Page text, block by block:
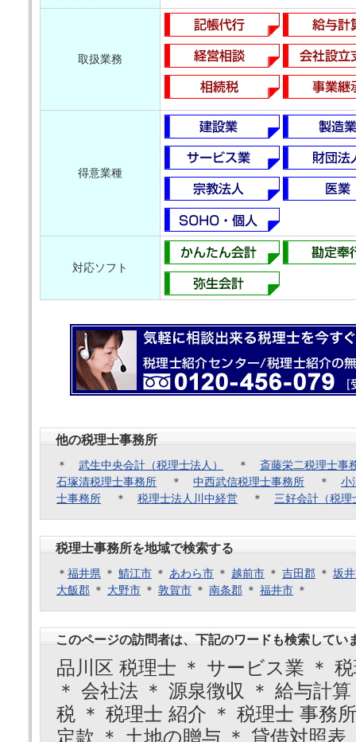
取扱業務
得意業種
対応ソフト
他の税理士事務所
＊ 武生中央会計（税理士法人） ＊ 斎藤栄二税理士事
石塚清税理士事務所 ＊ 中西武信税理士事務所 ＊ 小
士事務所 ＊ 税理士法人川中経営 ＊ 三好会計（税理
税理士事務所を地域で検索する
＊ 福井県 ＊ 鯖江市 ＊ あわら市 ＊ 越前市 ＊ 吉田郡 ＊ 坂
大飯郡 ＊ 大野市 ＊ 敦賀市 ＊ 南条郡 ＊ 福井市 ＊
このページの訪問者は、下記のワードも検索してい
品川区 税理士 ＊ サービス業 ＊
＊ 会社法 ＊ 源泉徴収 ＊ 給与計
税 ＊ 税理士 紹介 ＊ 税理士 事務
定款 ＊ 土地の贈与 ＊ 貸借対照表